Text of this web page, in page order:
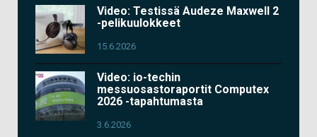
Video: Testissä Audeze Maxwell 2
-pelikuulokkeet
15.6.2026
Video: io-techin
messuosastoraportit Computex
2026 -tapahtumasta
3.6.2026